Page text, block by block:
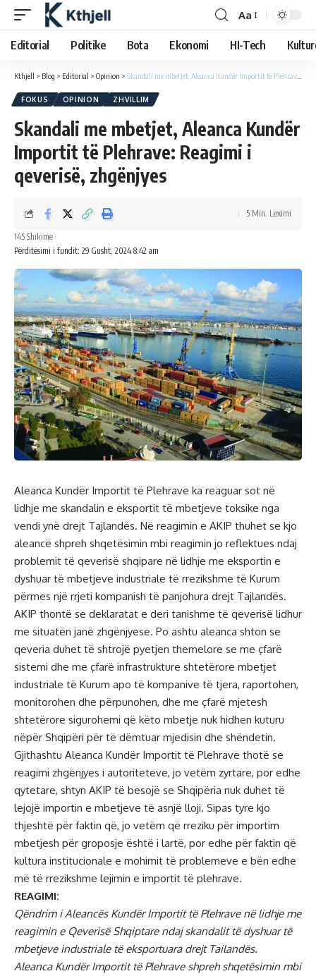
Aa
Editorial Politike Bota Ekonomi HI-Tech
Kthjell > Blog > Editorial > Opinion > Skandali me mbetjet, Aleanca Kundër Importit të Plehrave: Reagimi i qeverisë, zhgënjyes
FOKUS OPINION ZHVILLIM
Skandali me mbetjet, Aleanca Kundër
Importit të Plehrave: Reagimi i
qeverisë, zhgënjyes
Përditësimi i fundit: 29 Gusht, 2024 8:42 am
145 Shikime
5 Min. Leximi
Aleanca Kundër Importit të Plehrave ka reaguar sot në
lidhje me skandalin e eksportit të mbetjeve toksike nga
vendi ynë drejt Tajlandës. Në reagimin e AKIP thuhet se kjo
aleancë shpreh shqetësimin mbi reagimin jo reflektues ndaj
problemit të qeverisë shqipare në lidhje me eksportin e
dyshuar të mbetjeve industriale të rrezikshme të Kurum
përmes një rrjeti kompanish të panjohura drejt Tajlandës.
AKIP thontë se deklaratat e deri tanishme të qeverisë lidhur
me situatën janë zhgënjyese. Po ashtu aleanca shton se
qeveria duhet të shtrojë pyetjen themelore se me çfarë
sistemi dhe me çfarë infrastrukture shtetërore mbetjet
industriale të Kurum apo të kompanive të tjera, raportohen,
monitorohen dhe përpunohen, dhe me çfarë mjetesh
shtetërore sigurohemi që këto mbetje nuk hidhen kuturu
nëpër Shqipëri për të dëmtuar mjedisin dhe shëndetin.
Gjithashtu Aleanca Kundër Importit të Plehrave thotë se
reagimi zhgënjyes i autoriteteve, jo vetëm zyrtare, por edhe
qytetare, shtyn AKIP të besojë se Shqipëria nuk duhet të
lejojë importin e mbetjeve të asnjë lloji. Sipas tyre kjo
thjeshtë për faktin që, jo vetëm që rreziku për importim
mbetjesh për groposje është i lartë, por edhe për faktin që
kultura institucionale e mohimit të problemeve e bën edhe
më të rrezikshme lejimin e importit të plehrave.
REAGIMI:
Qëndrim i Aleancës Kundër Importit të Plehrave në lidhje me
reagimin e Qeverisë Shqiptare ndaj skandalit të dyshuar të
mbetjeve industriale të eksportuara drejt Tailandës.
Aleanca Kundër Importit të Plehrave shpreh shqetësimin mbi